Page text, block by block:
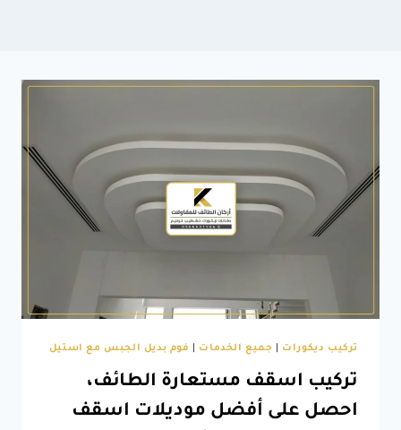
تركيب ديكورات جميع الخدمات فوم بديل الجبس مع استيل
تركيب اسقف مستعارة الطائف،
احصل على أفضل موديلات اسقف